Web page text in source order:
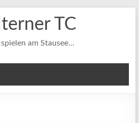
TC
spielen am Stausee…